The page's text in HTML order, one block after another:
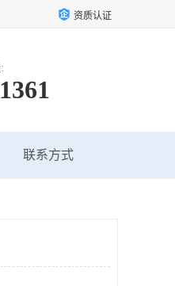
资质认证
联系方式